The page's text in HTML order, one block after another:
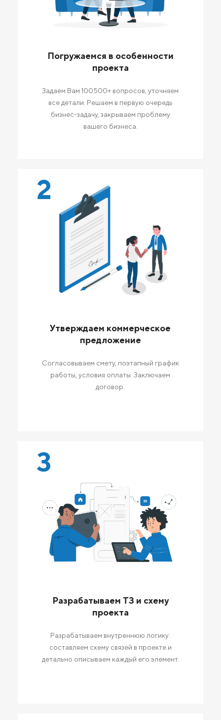
Погружаемся в особенности
проекта
Задаем Вам 100500+ вопросов, уточняем
все детали. Решаем в первую очередь
бизнес-задачу, закрываем проблему
вашего бизнеса.
2
Утверждаем коммерческое
предложение
Согласовываем смету, поэтапный график
работы, условия оплаты. Заключаем
договор.
3
Разрабатываем ТЗ и схему
проекта
Разрабатываем внутреннюю логику:
составляем схему связей в проекте и
детально описываем каждый его элемент.